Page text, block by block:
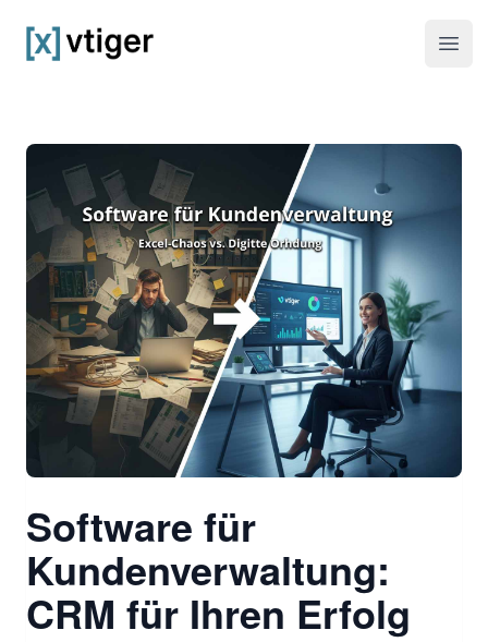
vtiger CRM
Software für
Kundenverwaltung:
CRM für Ihren Erfolg